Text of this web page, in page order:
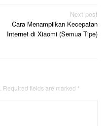
Next post
Cara Menampilkan Kecepatan
Internet di Xiaomi (Semua Tipe)
Required fields are marked *